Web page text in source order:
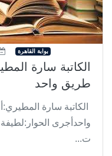
بوابة القاهرة
الكاتبة سارة
طريق واحد
الكاتبة سارة
واحدأجرى
ت...